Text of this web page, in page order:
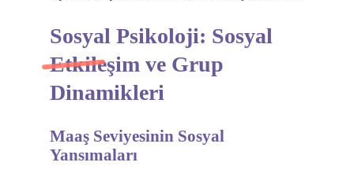
Sosyal Psikoloji: Sosyal
Etkileşim ve Grup
Dinamikleri
Maaş Seviyesinin Sosyal
Yansımaları